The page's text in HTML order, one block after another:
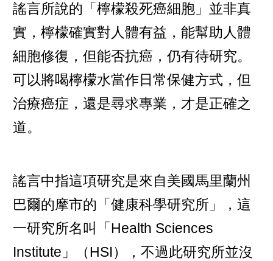
謠言所說的「檸檬殺死癌細胞」並非真
實，檸檬確實對人體有益，能幫助人體
細胞修復，但能否抗癌，仍有待研究。
可以將喝檸檬水當作日常保健方式，但
治療癌症，還是尋求專業，才是正確之
道。
謠言中指這項研究是來自美國馬里蘭州
巴爾的摩市的「健康科學研究所」，這
一研究所名叫「Health Sciences
Institute」（HSI），不過此研究所並沒